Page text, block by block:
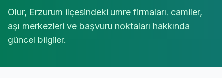
Olur, Erzurum ilçesindeki umre firmaları, camiler,
aşı merkezleri ve başvuru noktaları hakkında
güncel bilgiler.